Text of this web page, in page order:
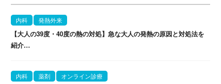
内科 発熱外来
【大人の39度・40度の熱の対処】急な大人の発熱の原因と対処法を
紹介…
内科 薬剤 オンライン診療